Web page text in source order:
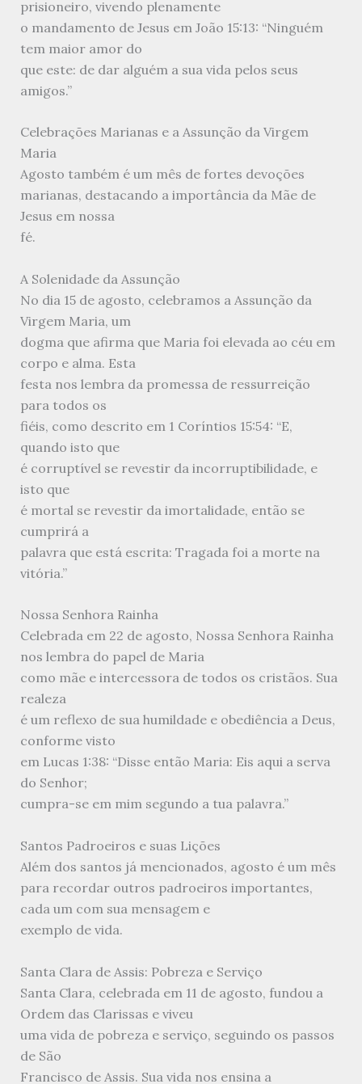
prisioneiro, vivendo plenamente
o mandamento de Jesus em João 15:13: “Ninguém
tem maior amor do
que este: de dar alguém a sua vida pelos seus
amigos.”
Celebrações Marianas e a Assunção da Virgem
Maria
Agosto também é um mês de fortes devoções
marianas, destacando a importância da Mãe de
Jesus em nossa
fé.
A Solenidade da Assunção
No dia 15 de agosto, celebramos a Assunção da
Virgem Maria, um
dogma que afirma que Maria foi elevada ao céu em
corpo e alma. Esta
festa nos lembra da promessa de ressurreição
para todos os
fiéis, como descrito em 1 Coríntios 15:54: “E,
quando isto que
é corruptível se revestir da incorruptibilidade, e
isto que
é mortal se revestir da imortalidade, então se
cumprirá a
palavra que está escrita: Tragada foi a morte na
vitória.”
Nossa Senhora Rainha
Celebrada em 22 de agosto, Nossa Senhora Rainha
nos lembra do papel de Maria
como mãe e intercessora de todos os cristãos. Sua
realeza
é um reflexo de sua humildade e obediência a Deus,
conforme visto
em Lucas 1:38: “Disse então Maria: Eis aqui a serva
do Senhor;
cumpra-se em mim segundo a tua palavra.”
Santos Padroeiros e suas Lições
Além dos santos já mencionados, agosto é um mês
para recordar outros padroeiros importantes,
cada um com sua mensagem e
exemplo de vida.
Santa Clara de Assis: Pobreza e Serviço
Santa Clara, celebrada em 11 de agosto, fundou a
Ordem das Clarissas e viveu
uma vida de pobreza e serviço, seguindo os passos
de São
Francisco de Assis. Sua vida nos ensina a